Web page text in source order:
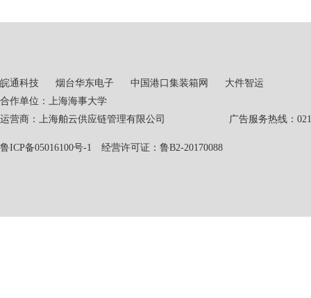
皖通科技 烟台华东电子 中国港口集装箱网
大件智运
合作单位：上海海事大学
运营商：上海舶云供应链管理有限公司 广告服务热线：021-
鲁ICP备05016100号-1 经营许可证：鲁B2-20170088